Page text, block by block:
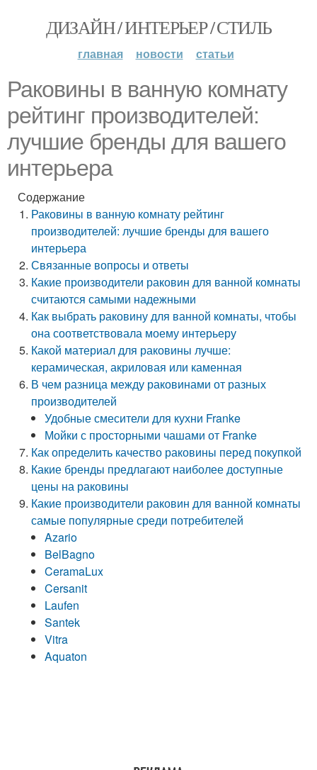
ДИЗАЙН / ИНТЕРЬЕР / СТИЛЬ
главная новости статьи
Раковины в ванную комнату
рейтинг производителей:
лучшие бренды для вашего
интерьера
Содержание
Раковины в ванную комнату рейтинг
производителей: лучшие бренды для вашего
интерьера
Связанные вопросы и ответы
Какие производители раковин для ванной комнаты
считаются самыми надежными
Как выбрать раковину для ванной комнаты, чтобы
она соответствовала моему интерьеру
Какой материал для раковины лучше:
керамическая, акриловая или каменная
В чем разница между раковинами от разных
производителей
Удобные смесители для кухни Franke
Мойки с просторными чашами от Franke
Как определить качество раковины перед покупкой
Какие бренды предлагают наиболее доступные
цены на раковины
Какие производители раковин для ванной комнаты
самые популярные среди потребителей
Azario
BelBagno
CeramaLux
Cersanit
Laufen
Santek
Vitra
Aquaton